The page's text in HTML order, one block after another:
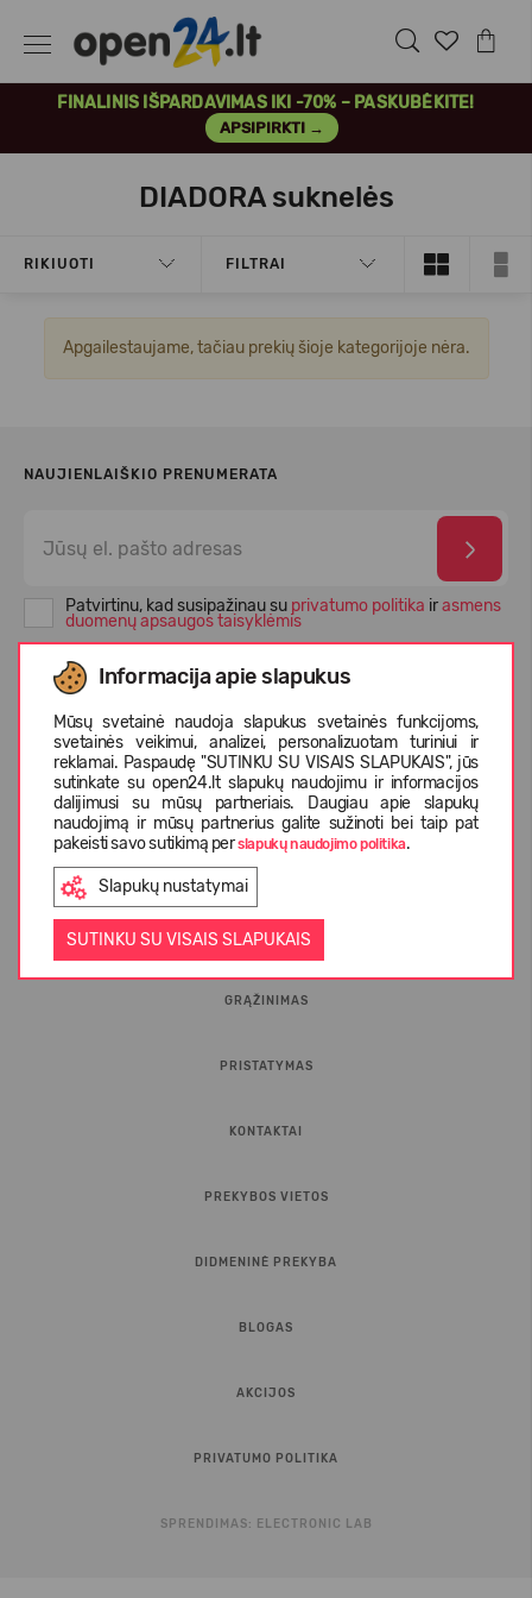
FINALINIS IŠPARDAVIMAS IKI -70% – PASKUBĖKITE!
APSIPIRKTI →
Informacija apie slapukus
Mūsų svetainė naudoja slapukus svetainės funkcijoms,
svetainės veikimui, analizei, personalizuotam turiniui ir
reklamai. Paspaudę "SUTINKU SU VISAIS SLAPUKAIS", jūs
sutinkate su open24.lt slapukų naudojimu ir informacijos
dalijimusi su mūsų partneriais. Daugiau apie slapukų
naudojimą ir mūsų partnerius galite sužinoti bei taip pat
pakeisti savo sutikimą perslapukų naudojimo politika.
Slapukų nustatymai
SUTINKU SU VISAIS SLAPUKAIS
DIADORA suknelės
RIKIUOTI FILTRAI
Apgailestaujame, tačiau prekių šioje kategorijoje nėra.
NAUJIENLAIŠKIO PRENUMERATA
Patvirtinu, kad susipažinau su privatumo politika irasmens
duomenų apsaugos taisyklėmis
INFORMACIJA PIRKĖJUI
D.U.K.
GRĄŽINIMAS
PRISTATYMAS
KONTAKTAI
PREKYBOS VIETOS
DIDMENINĖ PREKYBA
BLOGAS
AKCIJOS
PRIVATUMO POLITIKA
SPRENDIMAS: ELECTRONIC LAB